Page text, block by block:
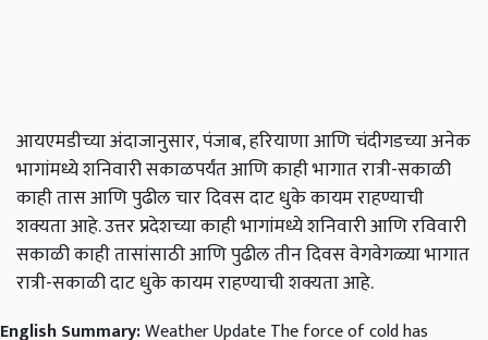
आयएमडीच्या अंदाजानुसार, पंजाब, हरियाणा आणि चंदीगडच्या अनेक
भागांमध्ये शनिवारी सकाळपर्यंत आणि काही भागात रात्री-सकाळी
काही तास आणि पुढील चार दिवस दाट धुके कायम राहण्याची
शक्यता आहे. उत्तर प्रदेशच्या काही भागांमध्ये शनिवारी आणि रविवारी
सकाळी काही तासांसाठी आणि पुढील तीन दिवस वेगवेगळ्या भागात
रात्री-सकाळी दाट धुके कायम राहण्याची शक्यता आहे.
English Summary:Weather Update The force of cold has